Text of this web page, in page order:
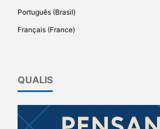
Português (Brasil)
Français (France)
QUALIS